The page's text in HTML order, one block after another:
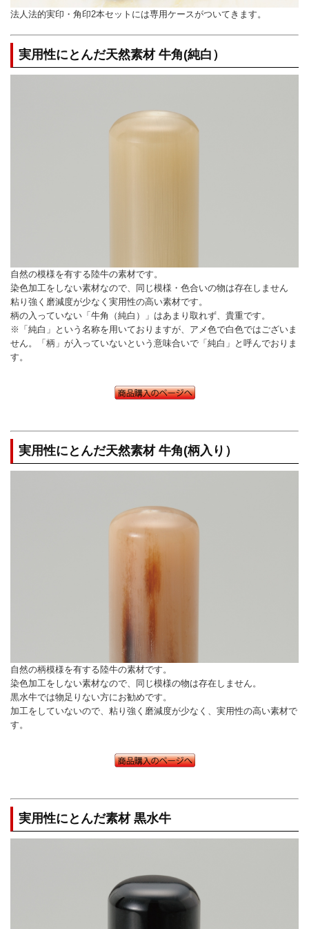
法人法的実印・角印2本セットには専用ケースがついてきます。
実用性にとんだ天然素材 牛角(純白）
自然の模様を有する陸牛の素材です。
染色加工をしない素材なので、同じ模様・色合いの物は存在しません
粘り強く磨減度が少なく実用性の高い素材です。
柄の入っていない「牛角（純白）」はあまり取れず、貴重です。
※「純白」という名称を用いておりますが、アメ色で白色ではございま
せん。「柄」が入っていないという意味合いで「純白」と呼んでおりま
す。
実用性にとんだ天然素材 牛角(柄入り）
自然の柄模様を有する陸牛の素材です。
染色加工をしない素材なので、同じ模様の物は存在しません。
黒水牛では物足りない方にお勧めです。
加工をしていないので、粘り強く磨減度が少なく、実用性の高い素材で
す。
実用性にとんだ素材 黒水牛